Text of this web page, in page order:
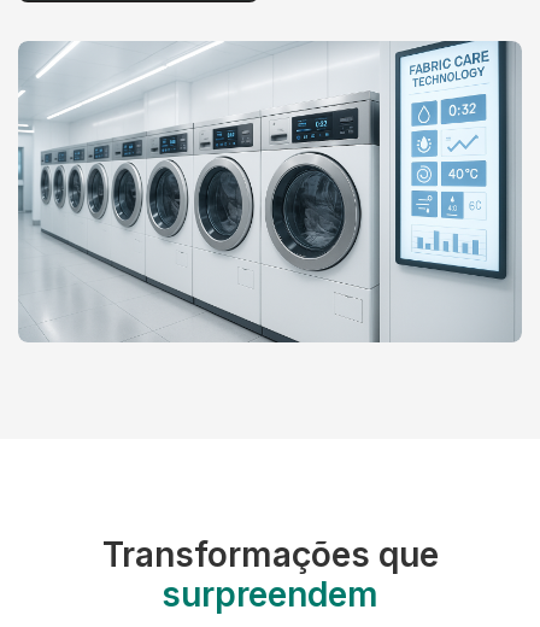
Transformações que
surpreendem